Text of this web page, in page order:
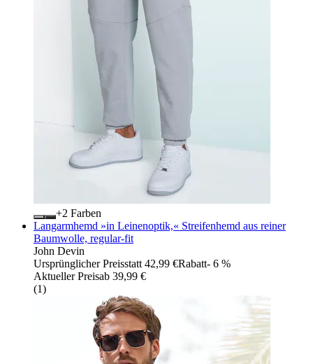
+
Farben
Langarmhemd »in Leinenoptik,« Streifenhemd aus reiner
Baumwolle, regular-fit
John Devin
Ursprünglicher Preisstatt 42,99 €Rabatt- 6 %
Aktueller Preisab 39,99 €
(1)